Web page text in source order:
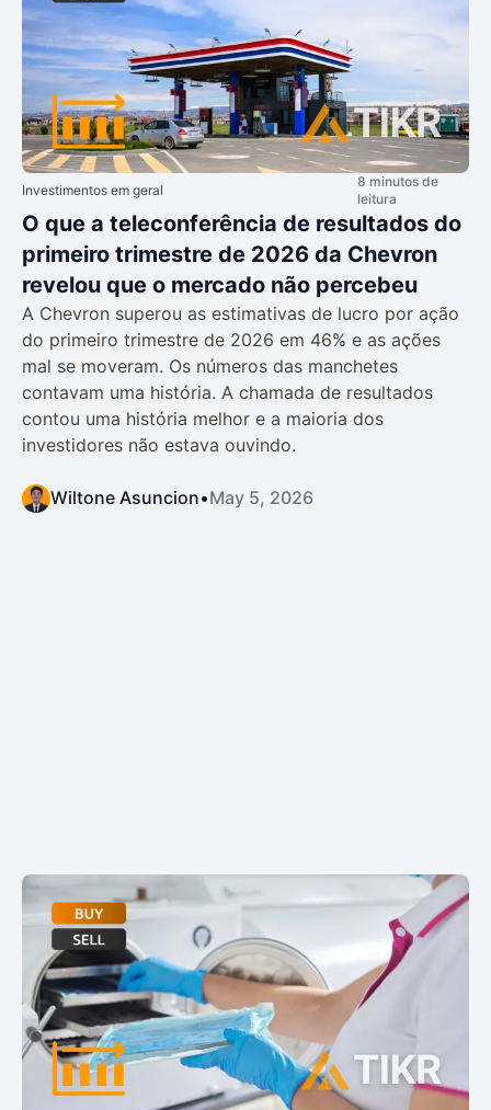
Investimentos em geral
8 minutos de
leitura
O que a teleconferência de resultados do
primeiro trimestre de 2026 da Chevron
revelou que o mercado não percebeu
A Chevron superou as estimativas de lucro por ação
do primeiro trimestre de 2026 em 46% e as ações
mal se moveram. Os números das manchetes
contavam uma história. A chamada de resultados
contou uma história melhor e a maioria dos
investidores não estava ouvindo.
Wiltone Asuncion•May 5, 2026